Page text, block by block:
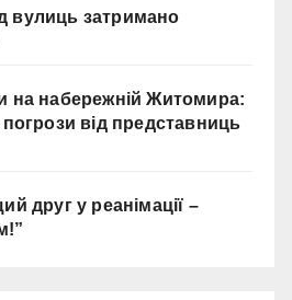
вулиць затримано
на набережній Житомира:
погрози від представниць
друг у реанімації –